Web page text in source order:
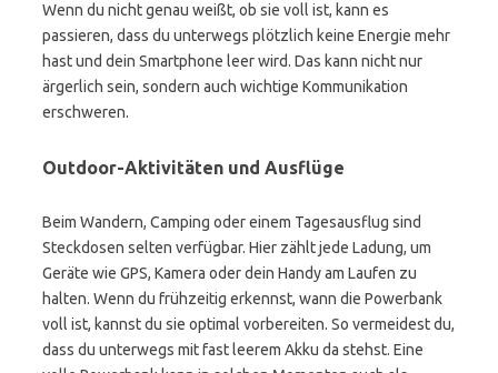
Wenn du nicht genau weißt, ob sie voll ist, kann es
passieren, dass du unterwegs plötzlich keine Energie mehr
hast und dein Smartphone leer wird. Das kann nicht nur
ärgerlich sein, sondern auch wichtige Kommunikation
erschweren.
Outdoor-Aktivitäten und Ausflüge
Beim Wandern, Camping oder einem Tagesausflug sind
Steckdosen selten verfügbar. Hier zählt jede Ladung, um
Geräte wie GPS, Kamera oder dein Handy am Laufen zu
halten. Wenn du frühzeitig erkennst, wann die Powerbank
voll ist, kannst du sie optimal vorbereiten. So vermeidest du,
dass du unterwegs mit fast leerem Akku da stehst. Eine